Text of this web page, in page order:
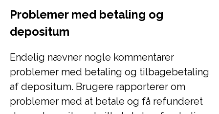
Problemer med betaling og
depositum
Endelig nævner nogle kommentarer
problemer med betaling og tilbagebetaling
af depositum. Brugere rapporterer om
problemer med at betale og få refunderet